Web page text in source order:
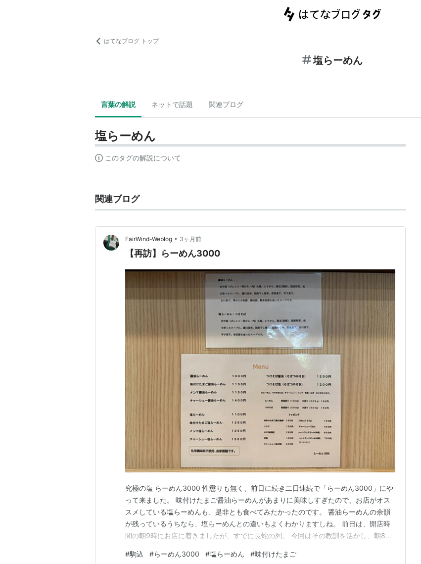
はてなブログ トップ
塩らーめん
言葉の解説 ネットで話題 関連ブログ
塩らーめん
このタグの解説について
関連ブログ
FairWind-Weblog • 3ヶ月前
【再訪】らーめん3000
究極の塩 らーめん3000 性懲りも無く、前日に続き二日連続で「らーめん3000」にや
って来ました。 味付けたまご醤油らーめんがあまりに美味しすぎたので、お店がオス
スメしている塩らーめんも、是非とも食べてみたかったのです。 醤油らーめんの余韻
が残っているうちなら、塩らーめんとの違いもよくわかりますしね。 前日は、開店時
間の朝9時にお店に着きましたが、すでに長蛇の列。 今回はその教訓を活かし、朝8時
せんので、なんとかギリギリの一巡目で入ることが出来ました。 ラッキー。 らーめん
#駒込 #らーめん3000 #塩らーめん #味付けたまご